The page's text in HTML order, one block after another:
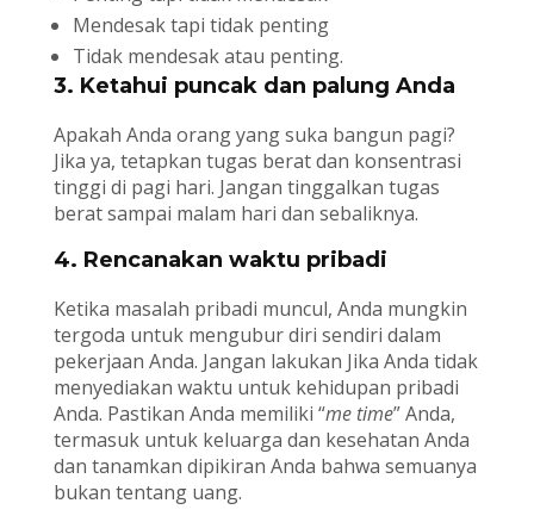
Mendesak tapi tidak penting
Tidak mendesak atau penting.
3. Ketahui puncak dan palung Anda
Apakah Anda orang yang suka bangun pagi?
Jika ya, tetapkan tugas berat dan konsentrasi
tinggi di pagi hari. Jangan tinggalkan tugas
berat sampai malam hari dan sebaliknya.
4. Rencanakan waktu pribadi
Ketika masalah pribadi muncul, Anda mungkin
tergoda untuk mengubur diri sendiri dalam
pekerjaan Anda. Jangan lakukan Jika Anda tidak
menyediakan waktu untuk kehidupan pribadi
Anda. Pastikan Anda memiliki “me time” Anda,
termasuk untuk keluarga dan kesehatan Anda
dan tanamkan dipikiran Anda bahwa semuanya
bukan tentang uang.